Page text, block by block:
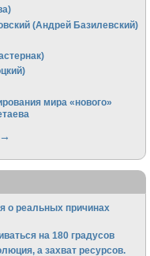
(Андрей Базилевский)
мира «нового»
→
о реальных причинах
на 180 градусов
а захват ресурсов.